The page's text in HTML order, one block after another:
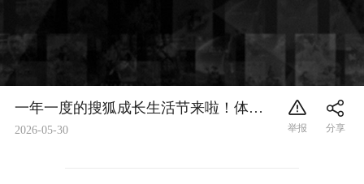
一年一度的搜狐成长生活节来啦！体操冠军夫妇杨威杨云惊喜助阵，想不想听听两位模范父母的育儿感悟呢？点击视频来看@张朝阳 @狐克斯姐 @晏成的财经观察 @摸鱼兄弟 @搜狐体育 @搜狐母婴 @搜狐教育 @搜狐财经 @狐友娱乐 @极限探索 @星同事 @熊花@搜狐娱乐播报@这样的你 @小狐 @努力学习的总结侠 @青幕计划 @商春松 @狐厂大明星 @狐学学有知识 @刘一杯 @小K财宝书 @Jen的很AI
2026-05-30